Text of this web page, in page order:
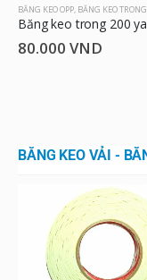
BĂNG KEO OPP, BĂNG KEO TRONG
80.000 VND
BĂNG KEO VẢI -